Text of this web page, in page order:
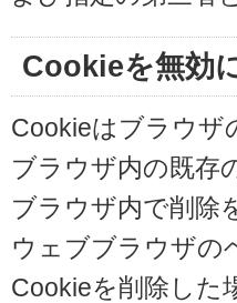
Cookieを無効
Cookieはブラウザ
ブラウザ内の既存
ブラウザ内で削除
ウェブブラウザの
Cookieを削除した